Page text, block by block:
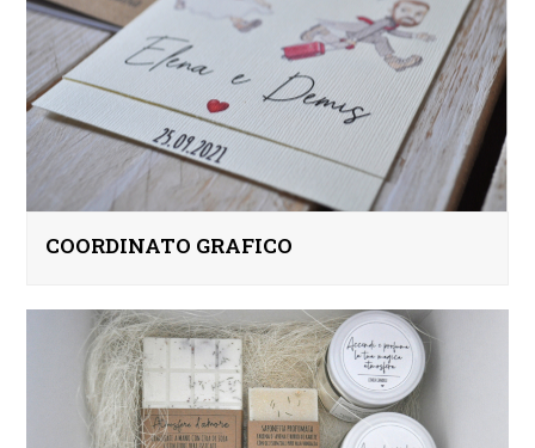
COORDINATO GRAFICO